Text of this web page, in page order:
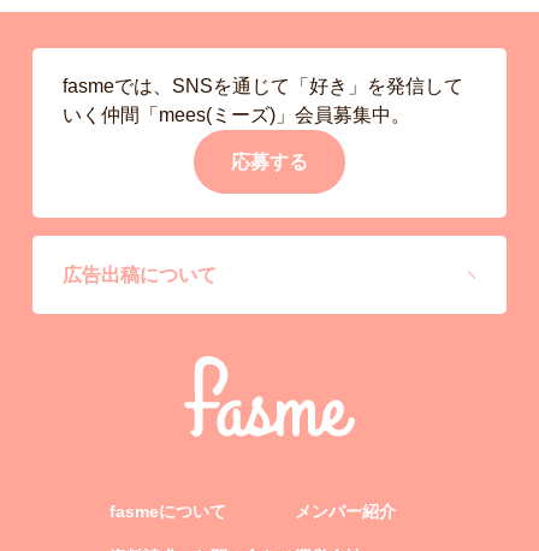
fasmeでは、SNSを通じて「好き」を発信して
いく仲間「mees(ミーズ)」会員募集中。
応募する
広告出稿について
fasmeについて メンバー紹介